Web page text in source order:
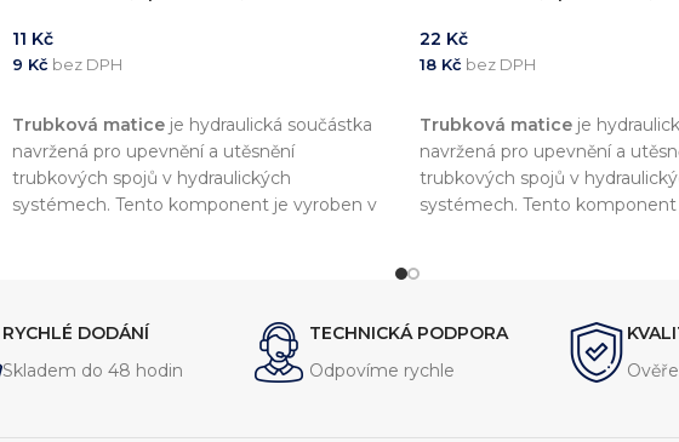
11 Kč
9 Kč bez DPH
Trubková matice je hydraulická součástka
navržená pro upevnění a utěsnění
trubkových spojů v hydraulických
systémech. Tento komponent je vyroben v
22 Kč
18 Kč bez DPH
Trubková matice je
navržená pro upevnění a
trubkových spojů v
systémech. Tento
RYCHLÉ DODÁNÍ
Skladem do 48 hodin
TECHNICKÁ PODPORA
Odpovíme rychle